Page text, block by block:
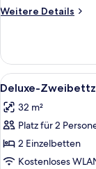
Bett
anzeigen
Weitere Details
Weitere
Zimmer,
1 King-
Bett
Alle
Fotos
für
Deluxe-
Zweibettzimmer
anzeigen
7
Deluxe-
32 m²
Platz für 2
2 Einzelbetten
Kostenloses